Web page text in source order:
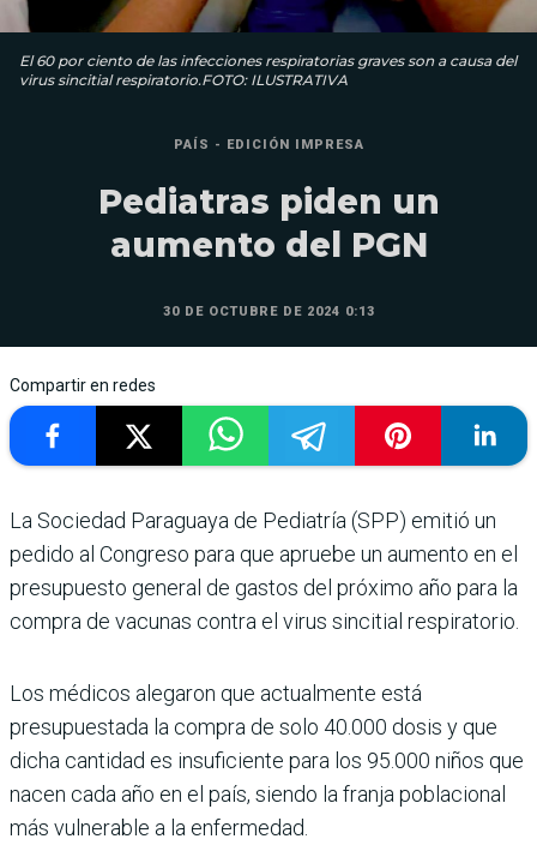
El 60 por ciento de las infecciones respiratorias graves son a causa del
virus sincitial respiratorio.FOTO: ILUSTRATIVA
PAÍS - EDICIÓN IMPRESA
Pediatras piden un
aumento del PGN
30 DE OCTUBRE DE 2024 0:13
Compartir en redes
La Sociedad Paraguaya de Pediatría (SPP) emitió un
pedido al Congreso para que apruebe un aumento en el
pre­supuesto general de gastos del próximo año para la
compra de vacunas contra el virus sincitial respiratorio.
Los médicos alegaron que actual­mente está
presupuestada la compra de solo 40.000 dosis y que
dicha cantidad es insu­ficiente para los 95.000 niños que
nacen cada año en el país, siendo la franja poblacional
más vulnerable a la enferme­dad.